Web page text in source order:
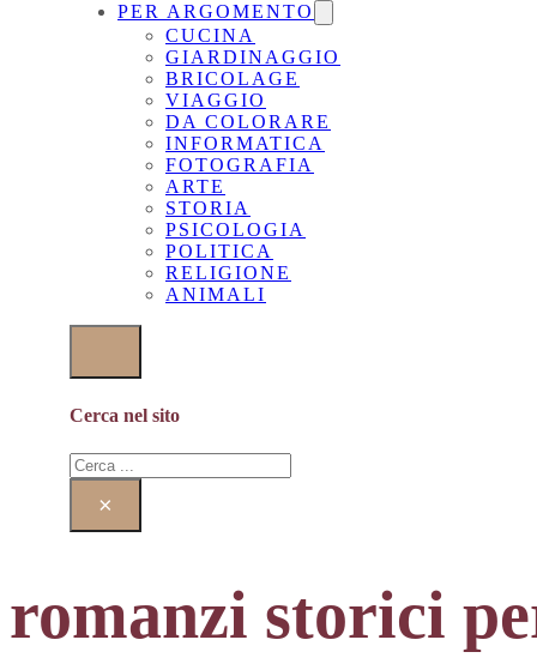
PER ARGOMENTO
CUCINA
GIARDINAGGIO
BRICOLAGE
VIAGGIO
DA COLORARE
INFORMATICA
FOTOGRAFIA
ARTE
STORIA
PSICOLOGIA
POLITICA
RELIGIONE
ANIMALI
Cerca nel sito
Cerca
×
romanzi storici